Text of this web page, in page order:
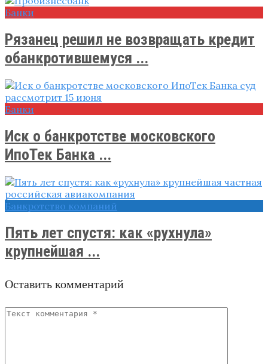
Банки
Рязанец решил не возвращать кредит
обанкротившемуся ...
Банки
Иск о банкротстве московского
ИпоТек Банка ...
Банкротство компаний
Пять лет спустя: как «рухнула»
крупнейшая ...
Оставить комментарий